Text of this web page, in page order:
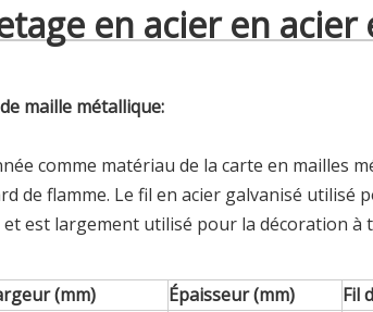
en acier en acier
maille métallique:
comme matériau de la carte en mailles
de flamme. Le fil en acier galvanisé utilisé
est largement utilisé pour la décoration à
(mm) Épaisseur (mm) Fil